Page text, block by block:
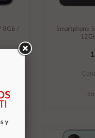
8Gb /
Smartphone
y